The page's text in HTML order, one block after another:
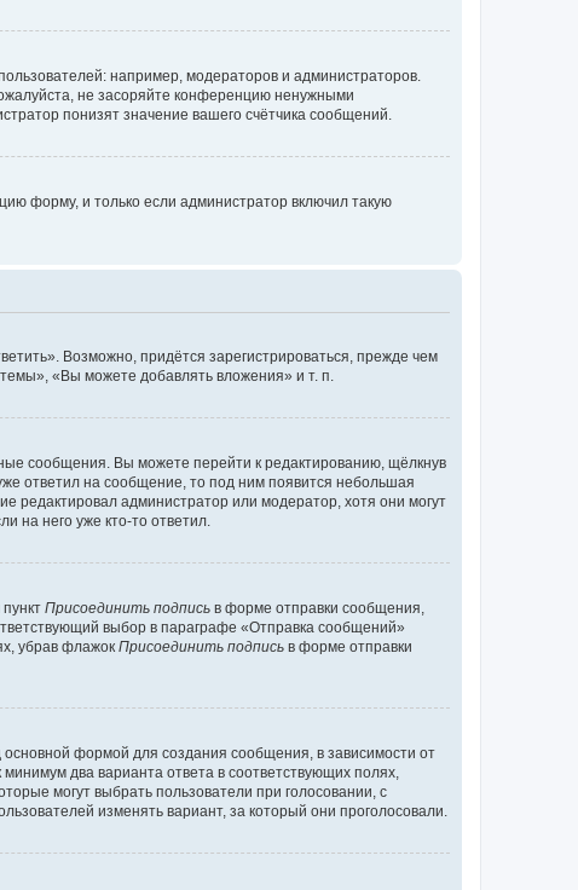
например, модераторов и администраторов.
не засоряйте конференцию ненужными
понизят значение вашего счётчика сообщений.
форму, и только если администратор включил такую
Возможно, придётся зарегистрироваться, прежде чем
«Вы можете добавлять вложения» и т. п.
сообщения. Вы можете перейти к редактированию, щёлкнув
ответил на сообщение, то под ним появится небольшая
редактировал администратор или модератор, хотя они могут
на него уже кто-то ответил.
Присоединить подпись в форме отправки сообщения,
выбор в параграфе «Отправка сообщений»
убрав флажок Присоединить подпись в форме отправки
основной формой для создания сообщения, в зависимости от
два варианта ответа в соответствующих полях,
могут выбрать пользователи при голосовании, с
изменять вариант, за который они проголосовали.